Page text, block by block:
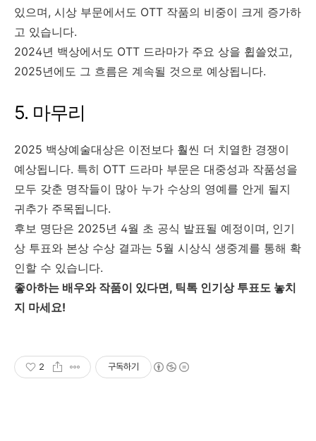
있으며, 시상 부문에서도 OTT 작품의 비중이 크게 증가하
고 있습니다.
2024년 백상에서도 OTT 드라마가 주요 상을 휩쓸었고,
2025년에도 그 흐름은 계속될 것으로 예상됩니다.
5. 마무리
2025 백상예술대상은 이전보다 훨씬 더 치열한 경쟁이
예상됩니다. 특히 OTT 드라마 부문은 대중성과 작품성을
모두 갖춘 명작들이 많아 누가 수상의 영예를 안게 될지
귀추가 주목됩니다.
후보 명단은 2025년 4월 초 공식 발표될 예정이며, 인기
상 투표와 본상 수상 결과는 5월 시상식 생중계를 통해 확
인할 수 있습니다.
좋아하는 배우와 작품이 있다면, 틱톡 인기상 투표도 놓치
지 마세요!
2 구독하기